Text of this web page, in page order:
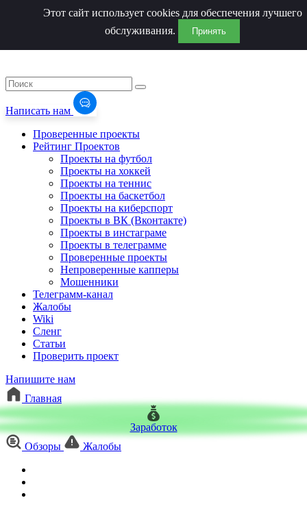
Написать нам
Проверенные проекты
Рейтинг Проектов
Проекты на футбол
Проекты на хоккей
Проекты на теннис
Проекты на баскетбол
Проекты на киберспорт
Проекты в ВК (Вконтакте)
Проекты в инстаграме
Проекты в телеграмме
Проверенные проекты
Непроверенные капперы
Мошенники
Телеграмм-канал
Жалобы
Wiki
Сленг
Статьи
Проверить проект
Напишите нам
Главная
Заработок
Обзоры
Жалобы
Этот сайт использует cookies для обеспечения лучшего
обслуживания.
Принять